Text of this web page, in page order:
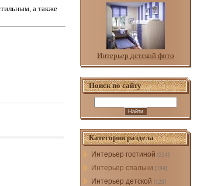
а также
Интерьер детской фото
Поиск по сайту
Категории раздела
Интерьер гостиной [324]
Интерьер спальни [194]
Интерьер детской [123]